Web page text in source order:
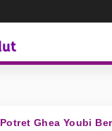
Potret Ghea Youbi